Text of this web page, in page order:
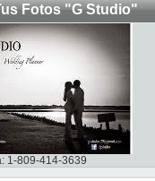
Fotos "G Studio"
1-809-414-3639